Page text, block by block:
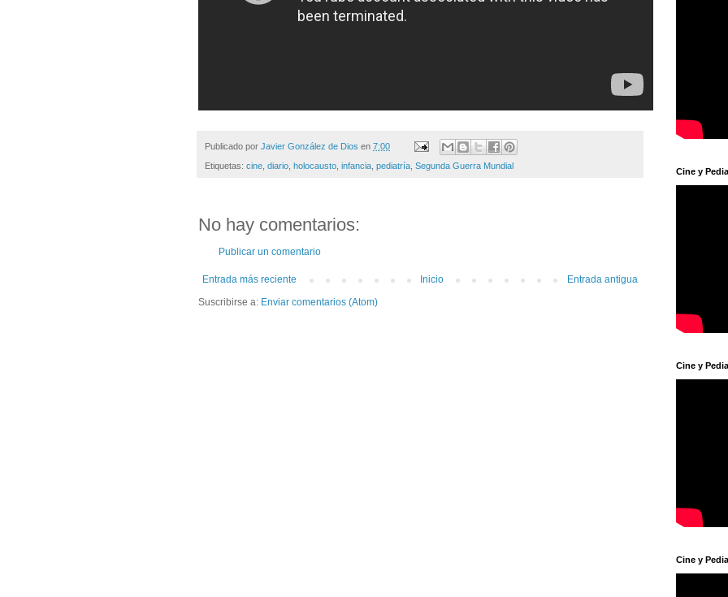
Publicado por Javier González de Dios en 7:00
Etiquetas: cine diario holocausto infancia pediatría Segunda Guerra Mundial
No hay comentarios:
Publicar un comentario
Entrada más reciente Entrada antigua
Inicio
Suscribirse a: Enviar comentarios (Atom)
Cine y
Cine y
Cine y